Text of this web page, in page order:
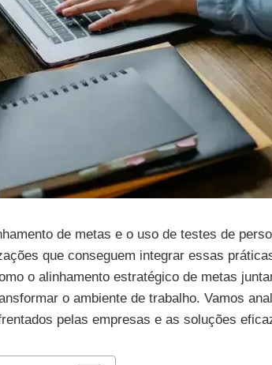
de metas e o uso de testes de
que conseguem integrar essas
o alinhamento estratégico de metas
o ambiente de trabalho. Vamos
pelas empresas e as soluções